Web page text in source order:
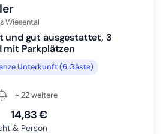
Wiesental
und gut ausgestattet, 3
mit Parkplätzen
Unterkunft (6 Gäste)
+ 22 weitere
14,83 €
& Person